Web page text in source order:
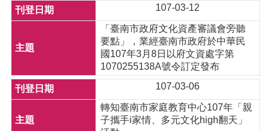
107-03-12
「臺南市政府文化資產審議會旁聽
要點」，業經臺南市政府於中華民
國107年3月8日以府文資處字第
1070255138A號令訂定發布
107-03-06
轉知臺南市家庭教育中心107年「親
子攜手i家情、多元文化high翻天」